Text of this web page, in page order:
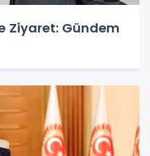
Ziyaret: Gündem